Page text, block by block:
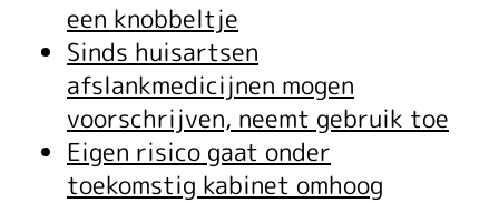
een knobbeltje
Sinds huisartsen
afslankmedicijnen mogen
voorschrijven, neemt gebruik toe
Eigen risico gaat onder
toekomstig kabinet omhoog